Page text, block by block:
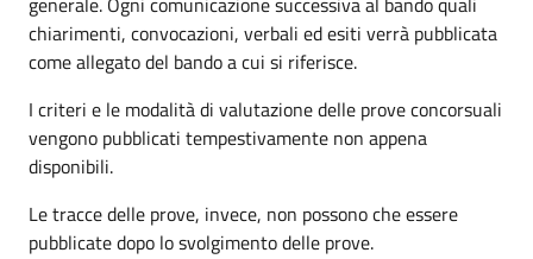
chiarimenti, convocazioni, verbali ed esiti verrà pubblicata
come allegato del bando a cui si riferisce.
I criteri e le modalità di valutazione delle prove concorsuali
vengono pubblicati tempestivamente non appena
disponibili.
Le tracce delle prove, invece, non possono che essere
pubblicate dopo lo svolgimento delle prove.